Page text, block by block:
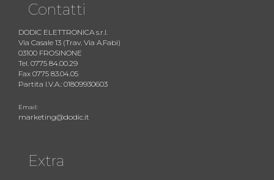
Contatti
DODIC ELETTRONICA s.r.l.
Via Casale 13 (Trav. Via A.Fabi)
03100 FROSINONE
Tel. 0775 84.00.29
Fax 0775 83.04.05
Partita I.V.A.: 01809930603
Email:
marketing@dodic.it
Extra